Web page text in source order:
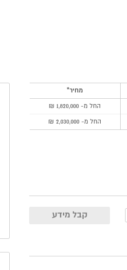
מחיר*
החל מ- 1,820,000 ₪
החל מ- 2,030,000 ₪